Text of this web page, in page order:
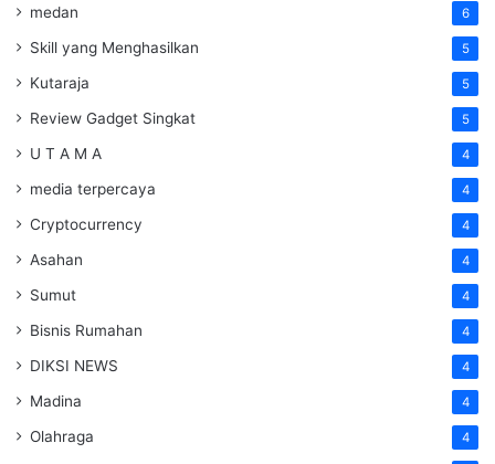
medan 6
Skill yang Menghasilkan 5
Kutaraja 5
Review Gadget Singkat 5
U T A M A 4
media terpercaya 4
Cryptocurrency 4
Asahan 4
Sumut 4
Bisnis Rumahan 4
DIKSI NEWS 4
Madina 4
Olahraga 4